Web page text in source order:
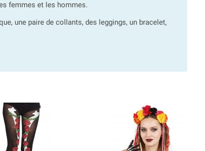
femmes et les hommes.
une paire de collants, des leggings, un bracelet,